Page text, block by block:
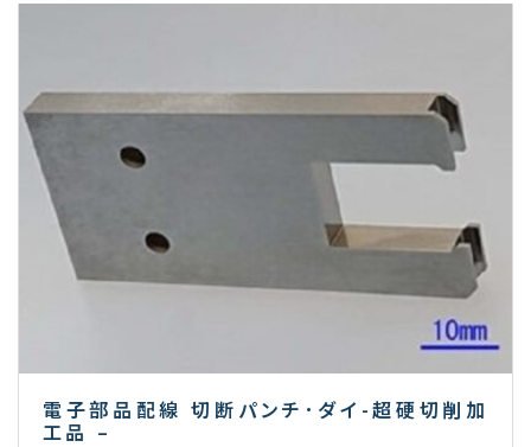
電子部品配線 切断パンチ･ダイ-超硬切削加
工品 –